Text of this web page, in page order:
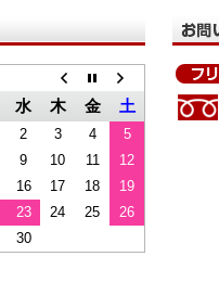
水 木 金 土
2 3 4
5
9 10 11
12
16 17 18
19
23 24 25
26
30